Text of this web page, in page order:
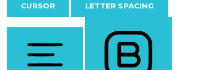
CURSOR LETTER SPACING